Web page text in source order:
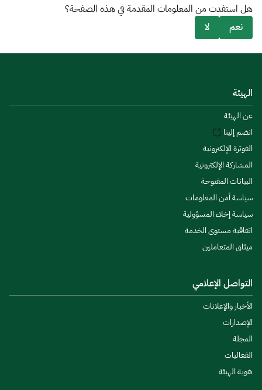
هل استفدت من المعلومات المقدمة في هذه الصفحة؟
نعم
لا
الهيئة
عن الهيئة
انضم إلينا
الفوترة الإلكترونية
المشاركة الإلكترونية
البيانات المفتوحة
سياسة أمن المعلومات
سياسة إخلاء المسؤولية
اتفاقية مستوى الخدمة
ميثاق المتعاملين
التواصل الإعلامي
الأخبار والإعلانات
الإصدارات
المجلة
الفعاليات
هوية الهيئة